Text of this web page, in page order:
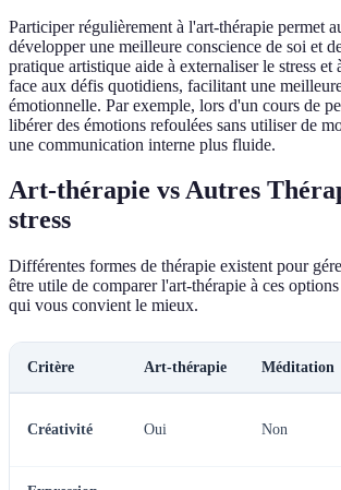
Participer régulièrement à l'art-thérapie permet
développer une meilleure conscience de soi et
pratique artistique aide à externaliser le stress et
face aux défis quotidiens, facilitant une
émotionnelle. Par exemple, lors d'un cours de
libérer des émotions refoulées sans utiliser de
une communication interne plus fluide.
Art-thérapie vs Autres
stress
Différentes formes de thérapie existent pour
être utile de comparer l'art-thérapie à ces
qui vous convient le mieux.
Critère Art-thérapie Méditation
Créativité Oui Non